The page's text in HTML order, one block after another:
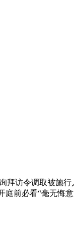
访令调取被施行
庭前必看“毫无悔